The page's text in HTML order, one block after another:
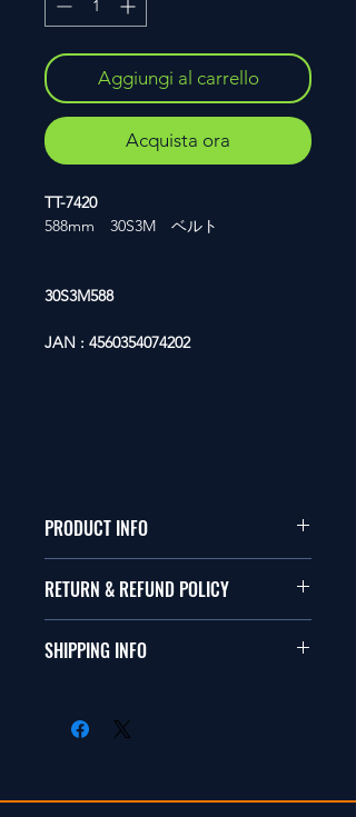
Aggiungi al carrello
Acquista ora
TT-7420
588mm 30S3M ベルト
30S3M588
JAN : 4560354074202
PRODUCT INFO
本品は1/10サイズのラジオコント
This items fit in with 1/10 sizes of
RETURN & REFUND POLICY
商品に明らかな欠陥がないかぎり
isn't accepted in goods.
SHIPPING INFO
します。海外への出荷は入金確認
The occasion with the stock is